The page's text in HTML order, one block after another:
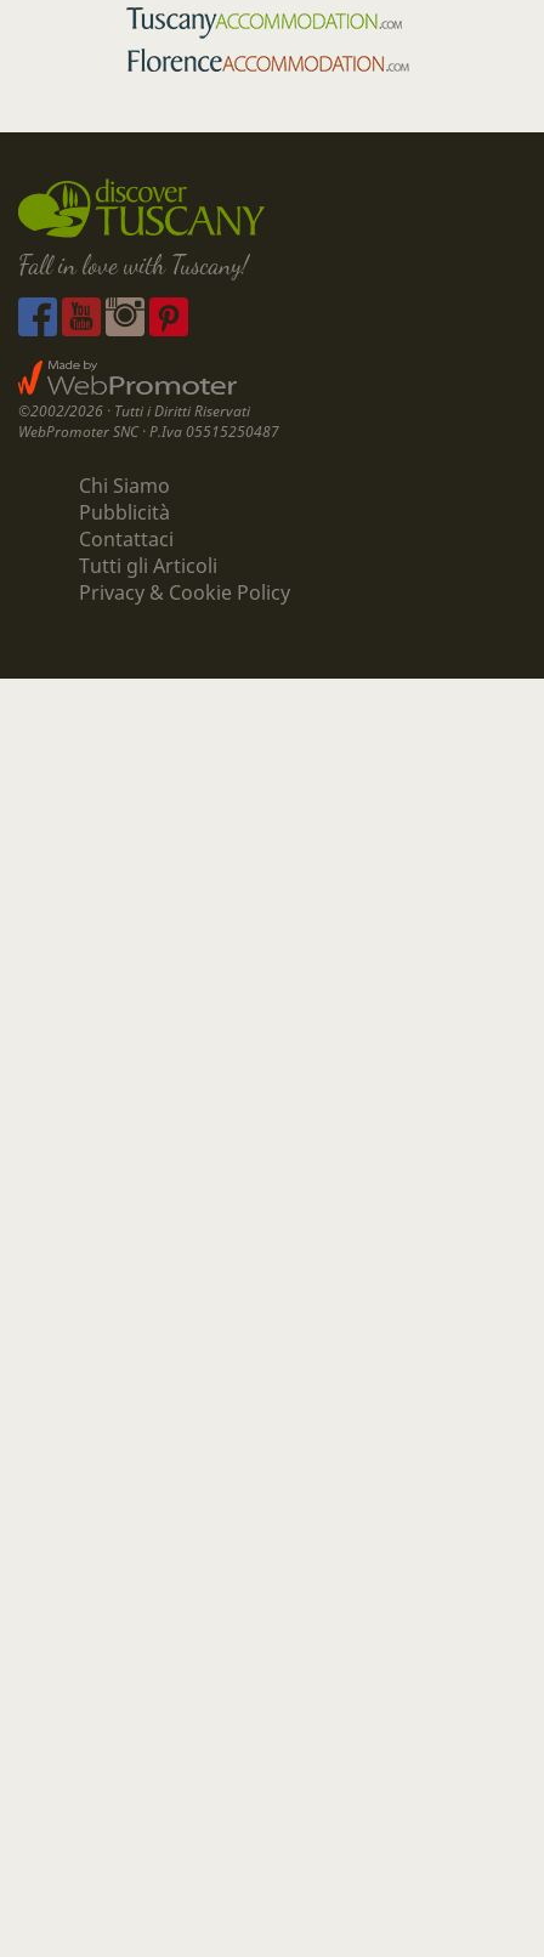
Fall in love with Tuscany!
©2002/2026 · Tutti i Diritti Riservati
WebPromoter SNC · P.Iva 05515250487
Chi Siamo
Pubblicità
Contattaci
Tutti gli Articoli
Privacy & Cookie Policy